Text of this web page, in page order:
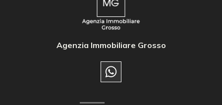
Agenzia Immobiliare Grosso